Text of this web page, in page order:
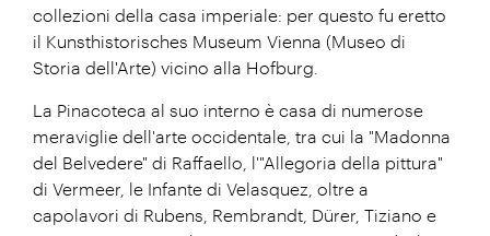
collezioni della casa imperiale: per questo fu eretto
il Kunsthistorisches Museum Vienna (Museo di
Storia dell'Arte) vicino alla Hofburg.
La Pinacoteca al suo interno è casa di numerose
meraviglie dell'arte occidentale, tra cui la "Madonna
del Belvedere" di Raffaello, l'"Allegoria della pittura"
di Vermeer, le Infante di Velasquez, oltre a
capolavori di Rubens, Rembrandt, Dürer, Tiziano e